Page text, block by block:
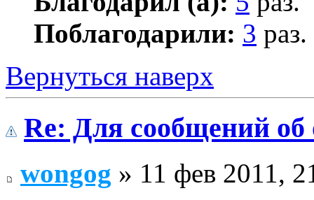
Поблагодарили: 3 раз.
Вернуться наверх
Re: Для сообщений
wongog » 11 фев 2011,